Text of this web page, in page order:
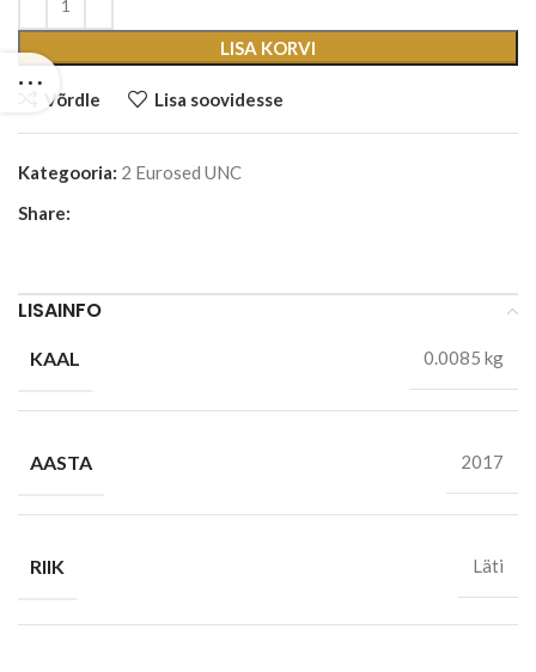
LISA KORVI
Võrdle Lisa soovidesse
Kategooria: 2 Eurosed UNC
Share:
LISAINFO
KAAL 0.0085 kg
AASTA 2017
RIIK Läti